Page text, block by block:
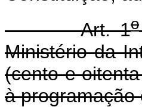
Art. 1o
Ministério da
(cento e
à programação